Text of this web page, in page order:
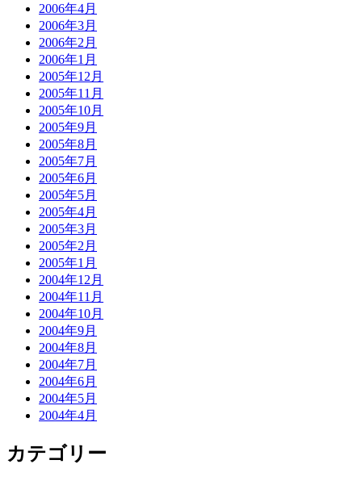
2006年4月
2006年3月
2006年2月
2006年1月
2005年12月
2005年11月
2005年10月
2005年9月
2005年8月
2005年7月
2005年6月
2005年5月
2005年4月
2005年3月
2005年2月
2005年1月
2004年12月
2004年11月
2004年10月
2004年9月
2004年8月
2004年7月
2004年6月
2004年5月
2004年4月
カテゴリー